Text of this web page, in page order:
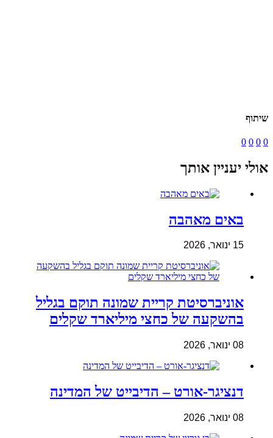
שיתוף
0
0
0
0
אולי יעניין אותך
באים מאהבה
15 ינואר, 2026
אוניברסיטת קריית שמונה תוקם בגליל
בהשקעה של כחצי מיליארד שקלים
08 ינואר, 2026
דנציגר-אורט – הדיבייט של המדינה
08 ינואר, 2026